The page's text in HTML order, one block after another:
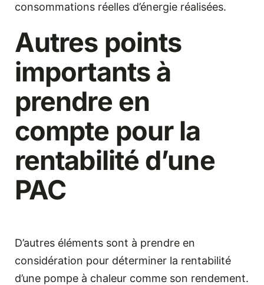
consommations réelles d’énergie réalisées.
Autres points
importants à
prendre en
compte pour la
rentabilité d’une
PAC
D’autres éléments sont à prendre en
considération pour déterminer la rentabilité
d’une pompe à chaleur comme son rendement.